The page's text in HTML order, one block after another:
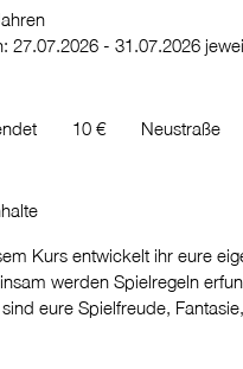
27.07.2026 - 31.07.2026
n
e
t
10 € Neustraße
Kurs entwickelt ihr eure
werden Spielregeln
eure Spielfreude,